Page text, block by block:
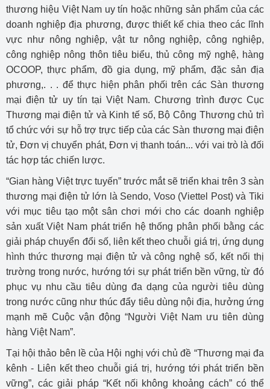
thương hiệu Việt Nam uy tín hoặc những sản phẩm của các
doanh nghiệp địa phương, được thiết kế chia theo các lĩnh
vực như nông nghiệp, vật tư nông nghiệp, công nghiệp,
công nghiệp nông thôn tiêu biểu, thủ công mỹ nghệ, hàng
OCOOP, thực phẩm, đồ gia dụng, mỹ phẩm, đặc sản địa
phương,. . . để thực hiện phân phối trên các Sàn thương
mại điện tử uy tín tại Việt Nam. Chương trình được Cục
Thương mại điện tử và Kinh tế số, Bộ Công Thương chủ trì
tổ chức với sự hỗ trợ trực tiếp của các Sàn thương mại điện
tử, Đơn vị chuyển phát, Đơn vị thanh toán... với vai trò là đối
tác hợp tác chiến lược.
“Gian hàng Việt trực tuyến” trước mắt sẽ triển khai trên 3 sàn
thương mại điện tử lớn là Sendo, Voso (Viettel Post) và Tiki
với mục tiêu tạo một sân chơi mới cho các doanh nghiệp
sản xuất Việt Nam phát triển hệ thống phân phối bằng các
giải pháp chuyển đổi số, liên kết theo chuỗi giá trị, ứng dụng
hình thức thương mại điện tử và công nghệ số, kết nối thị
trường trong nước, hướng tới sự phát triển bền vững, từ đó
phục vụ nhu cầu tiêu dùng đa dạng của người tiêu dùng
trong nước cũng như thúc đẩy tiêu dùng nội địa, hưởng ứng
mạnh mẽ Cuộc vận động “Người Việt Nam ưu tiên dùng
hàng Việt Nam”.
Tại hội thảo bên lề của Hội nghị với chủ đề “Thương mại đa
kênh - Liên kết theo chuỗi giá trị, hướng tới phát triển bền
vững”, các giải pháp “Kết nối không khoảng cách” có thể